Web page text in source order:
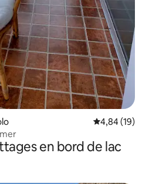
Évaluation
4,84 (19)
en bord de lac